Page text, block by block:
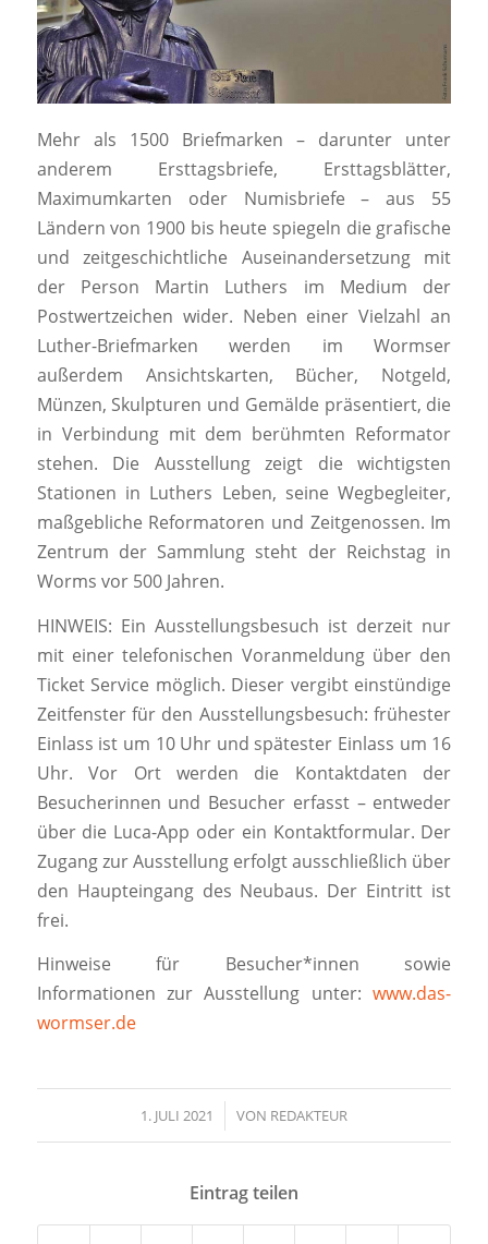
Mehr als 1500 Briefmarken – darunter unter
anderem Ersttagsbriefe, Ersttagsblätter,
Maximumkarten oder Numisbriefe – aus 55
Ländern von 1900 bis heute spiegeln die grafische
und zeitgeschichtliche Auseinandersetzung mit
der Person Martin Luthers im Medium der
Postwertzeichen wider. Neben einer Vielzahl an
Luther-Briefmarken werden im Wormser
außerdem Ansichtskarten, Bücher, Notgeld,
Münzen, Skulpturen und Gemälde präsentiert, die
in Verbindung mit dem berühmten Reformator
stehen. Die Ausstellung zeigt die wichtigsten
Stationen in Luthers Leben, seine Wegbegleiter,
maßgebliche Reformatoren und Zeitgenossen. Im
Zentrum der Sammlung steht der Reichstag in
Worms vor 500 Jahren.
HINWEIS: Ein Ausstellungsbesuch ist derzeit nur
mit einer telefonischen Voranmeldung über den
Ticket Service möglich. Dieser vergibt einstündige
Zeitfenster für den Ausstellungsbesuch: frühester
Einlass ist um 10 Uhr und spätester Einlass um 16
Uhr. Vor Ort werden die Kontaktdaten der
Besucherinnen und Besucher erfasst – entweder
über die Luca-App oder ein Kontaktformular. Der
Zugang zur Ausstellung erfolgt ausschließlich über
den Haupteingang des Neubaus. Der Eintritt ist
frei.
Hinweise für Besucher*innen sowie
Informationen zur Ausstellung unter: www.das-
wormser.de
1. JULI 2021
/ VON REDAKTEUR
Eintrag teilen